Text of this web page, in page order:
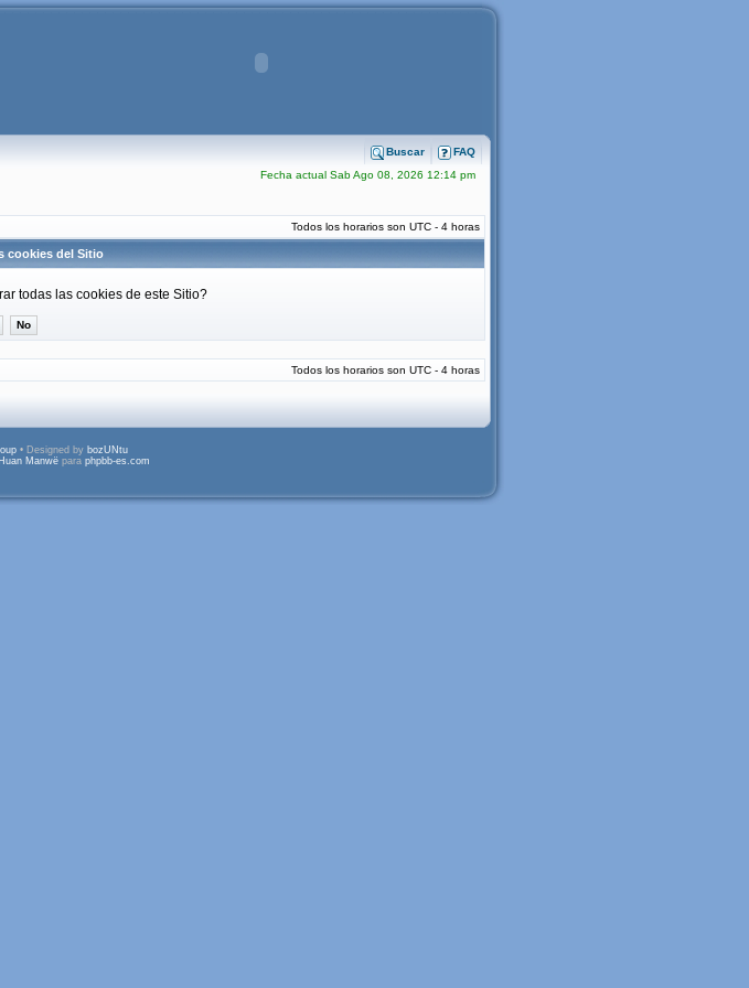
FAQ
Buscar
Fecha actual Sab Ago 08, 2026 12:14 pm
Todos los horarios son UTC - 4 horas
cookies del Sitio
todas las cookies de este Sitio?
Todos los horarios son UTC - 4 horas
• Designed by bozUNtu
Huan Manwë para phpbb-es.com